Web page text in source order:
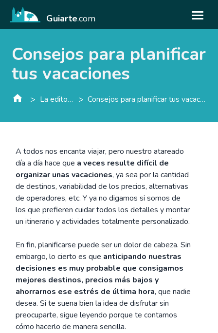
Guiarte.com
Consejos para planificar
tus vacaciones
> La editorial > Consejos para planificar tus vacaciones
A todos nos encanta viajar, pero nuestro atareado
día a día hace que a veces resulte difícil de
organizar unas vacaciones, ya sea por la cantidad
de destinos, variabilidad de los precios, alternativas
de operadores, etc. Y ya no digamos si somos de
los que prefieren cuidar todos los detalles y montar
un itinerario y actividades totalmente personalizado.
En fin, planificarse puede ser un dolor de cabeza. Sin
embargo, lo cierto es que anticipando nuestras
decisiones es muy probable que consigamos
mejores destinos, precios más bajos y
ahorrarnos ese estrés de última hora, que nadie
desea. Si te suena bien la idea de disfrutar sin
preocuparte, sigue leyendo porque te contamos
cómo hacerlo de manera sencilla.